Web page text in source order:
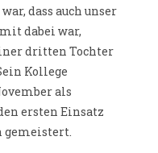
dass auch unser
dabei war,
dritten Tochter
Kollege
als
ersten Einsatz
gemeistert.